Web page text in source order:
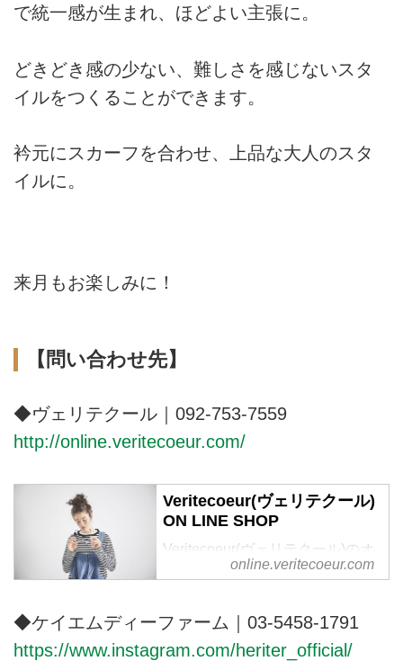
で統一感が生まれ、ほどよい主張に。
どきどき感の少ない、難しさを感じないスタ
イルをつくることができます。
衿元にスカーフを合わせ、上品な大人のスタ
イルに。
来月もお楽しみに！
【問い合わせ先】
◆ヴェリテクール｜092-753-7559
http://online.veritecoeur.com/
Veritecoeur(ヴェリテクール)
ON LINE SHOP
Veritecoeur(ヴェリテクール)のオ
フィシャル通販サイトです。 オ
ガジンの配信。
online.veritecoeur.com
◆ケイエムディーファーム｜03-5458-1791
https://www.instagram.com/heriter_official/